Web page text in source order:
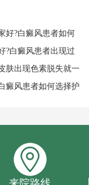
好?白癜风患者如何
?白癜风患者出现过
肤出现色素脱失就一
癜风患者如何选择护